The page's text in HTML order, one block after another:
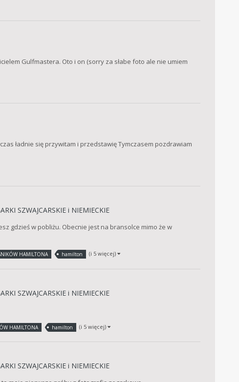
Gulfmastera. Oto i on (sorry za słabe foto ale nie umiem
ładnie się przywitam i przedstawię Tymczasem pozdrawiam
SZWAJCARSKIE i NIEMIECKIE
gdzieś w pobliżu. Obecnie jest na bransolce mimo że w
HAMILTONA hamilton (i 5 więcej)
SZWAJCARSKIE i NIEMIECKIE
HAMILTONA hamilton (i 5 więcej)
SZWAJCARSKIE i NIEMIECKIE